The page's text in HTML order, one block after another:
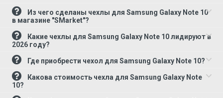
в магазине "SMarket"?
2026 году?
Где приобрести чехол для Samsung Galaxy Note 10?
10?